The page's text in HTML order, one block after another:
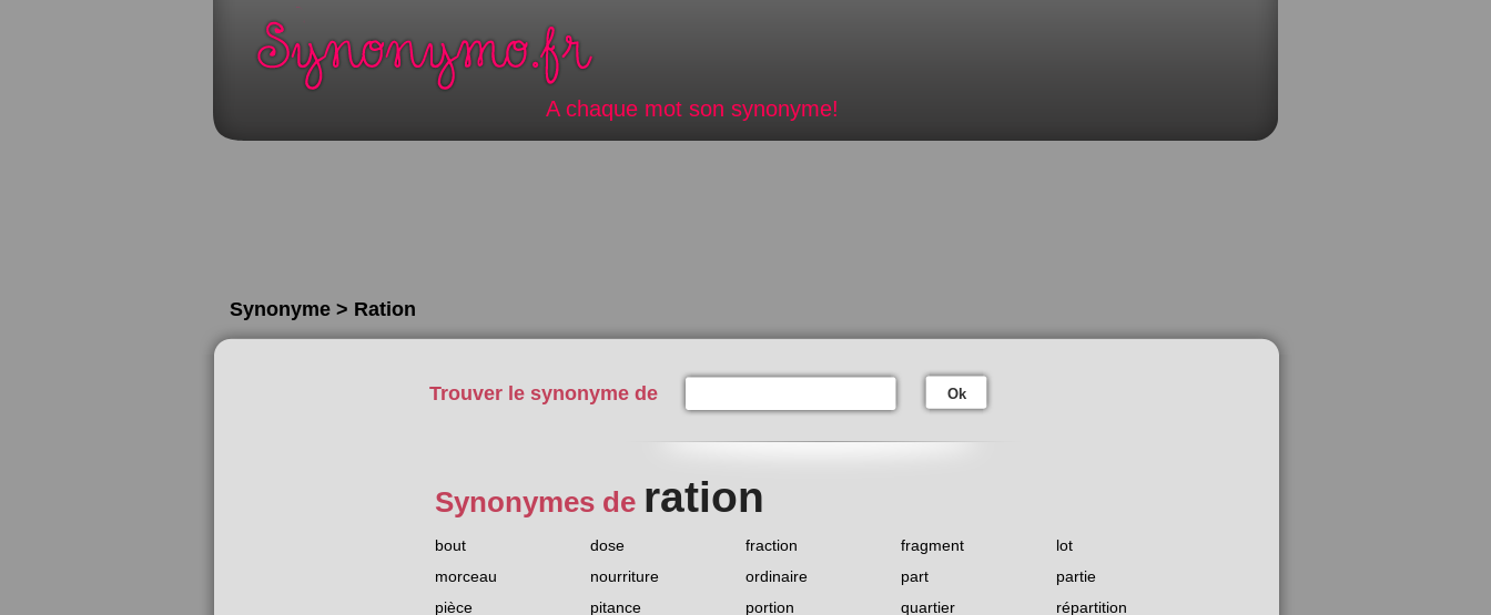
A chaque mot son synonyme!
Synonyme > Ration
Trouver le synonyme de Ok
Synonymes de ration
bout dose fraction fragment
lot
morceau
nourriture ordinaire part
partie
pièce
pitance portion quartier
répartition